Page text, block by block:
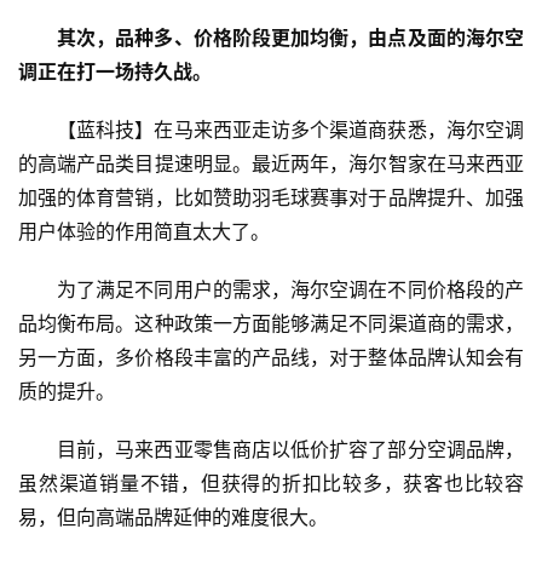
智
能
A
科
技
快
创
投
纪
其次，品种多、价格阶段更加均衡，由点及面的海尔空
调正在打一场持久战。
【蓝科技】在马来西亚走访多个渠道商获悉，海尔空调
的高端产品类目提速明显。最近两年，海尔智家在马来西亚
加强的体育营销，比如赞助羽毛球赛事对于品牌提升、加强
用户体验的作用简直太大了。
为了满足不同用户的需求，海尔空调在不同价格段的产
品均衡布局。这种政策一方面能够满足不同渠道商的需求，
另一方面，多价格段丰富的产品线，对于整体品牌认知会有
质的提升。
目前，马来西亚零售商店以低价扩容了部分空调品牌，
虽然渠道销量不错，但获得的折扣比较多，获客也比较容
易，但向高端品牌延伸的难度很大。